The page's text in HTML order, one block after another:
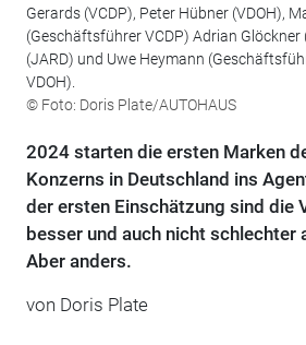
Gerards (VCDP), Peter Hübner (VDOH),
(Geschäftsführer VCDP) Adrian Glöckner
(JARD) und Uwe Heymann
VDOH).
© Foto: Doris Plate/AUTOHAUS
2024 starten die ersten Marken
Konzerns in Deutschland ins
der ersten Einschätzung sind die
besser und auch nicht schlechter
Aber anders.
von Doris Plate